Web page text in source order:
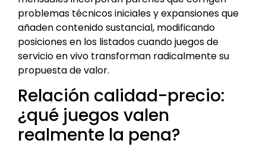
problemas técnicos iniciales y expansiones que
añaden contenido sustancial, modificando
posiciones en los listados cuando juegos de
servicio en vivo transforman radicalmente su
propuesta de valor.
Relación calidad-precio:
¿qué juegos valen
realmente la pena?